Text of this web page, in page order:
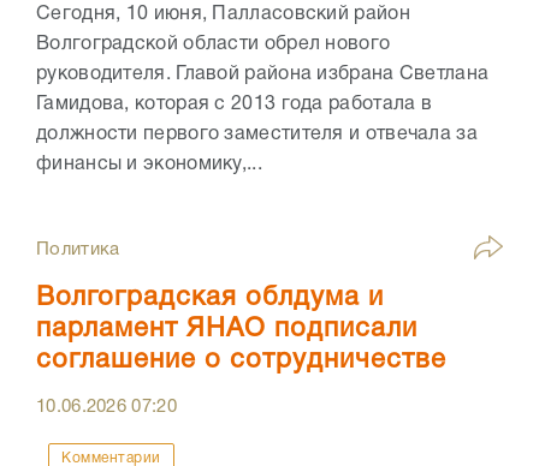
Сегодня, 10 июня, Палласовский район
Волгоградской области обрел нового
руководителя. Главой района избрана Светлана
Гамидова, которая с 2013 года работала в
должности первого заместителя и отвечала за
финансы и экономику,...
Политика
Волгоградская облдума и
парламент ЯНАО подписали
соглашение о сотрудничестве
10.06.202607:20
Комментарии